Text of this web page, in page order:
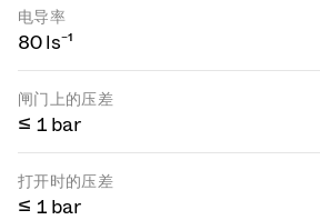
电导率
80 ls⁻¹
闸门上的压差
≤ 1 bar
打开时的压差
≤ 1 bar